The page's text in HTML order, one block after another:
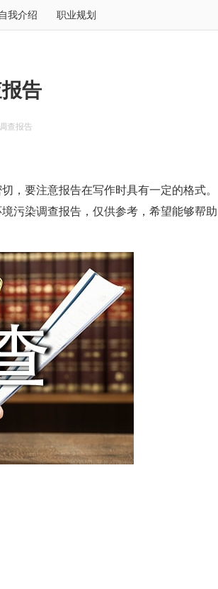
自我介绍 职业规划
告
查报告
要注意报告在写作时具有一定的格式。
污染调查报告，仅供参考，希望能够帮助